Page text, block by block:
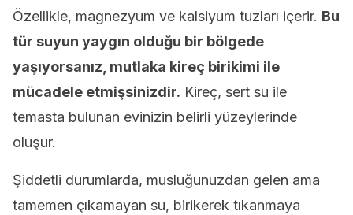
Özellikle, magnezyum ve kalsiyum tuzları içerir. Bu
tür suyun yaygın olduğu bir bölgede
yaşıyorsanız, mutlaka kireç birikimi ile
mücadele etmişsinizdir. Kireç, sert su ile
temasta bulunan evinizin belirli yüzeylerinde
oluşur.
Şiddetli durumlarda, musluğunuzdan gelen ama
tamemen çıkamayan su, birikerek tıkanmaya